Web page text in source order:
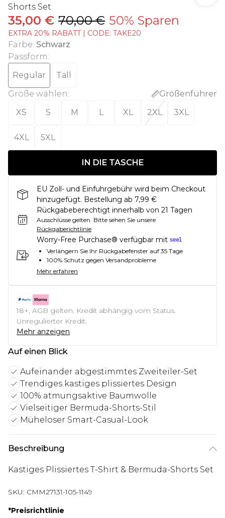
Shorts Set
35,00 € 70,00 € 50% Sparen
EXTRA 20% RABATT | CODE: TAKE20
Farbe: Schwarz
Passform:
Regular
Tall
Größe wählen:
Größenführer
XS
S M L XL 2XL 3XL
4XL 5XL
IN DIE TASCHE
EU Zoll- und Einfuhrgebühr wird beim Checkout
hinzugefügt. Bestellung ab 7,99 €
Rückgabeberechtigt innerhalb von 21 Tagen
Ausschlüsse gelten. Bitte sehen Sie unsere
Rückgaberichtlinie
Worry-Free Purchase® verfügbar mit
Verlängern Sie Ihr Rückgabefenster auf 35 Tage
100% Schutz gegen Versandprobleme
Mehr erfahren
18+, AGB gelten. Kredit abhängig vom Status.
Unregulierter Kredit.
Mehr anzeigen
Auf einen Blick
Aufeinander abgestimmtes Zweiteiler-Set
Trendiges kastiges plissiertes Design
100% atmungsaktive Baumwolle
Vielseitiger Bermuda-Shorts-Stil
Müheloser Smart-Casual-Look
Beschreibung
Kastiges Plissiertes T-Shirt & Bermuda-Shorts Set
SKU: CMM27131-105-1149
*Preisrichtlinie